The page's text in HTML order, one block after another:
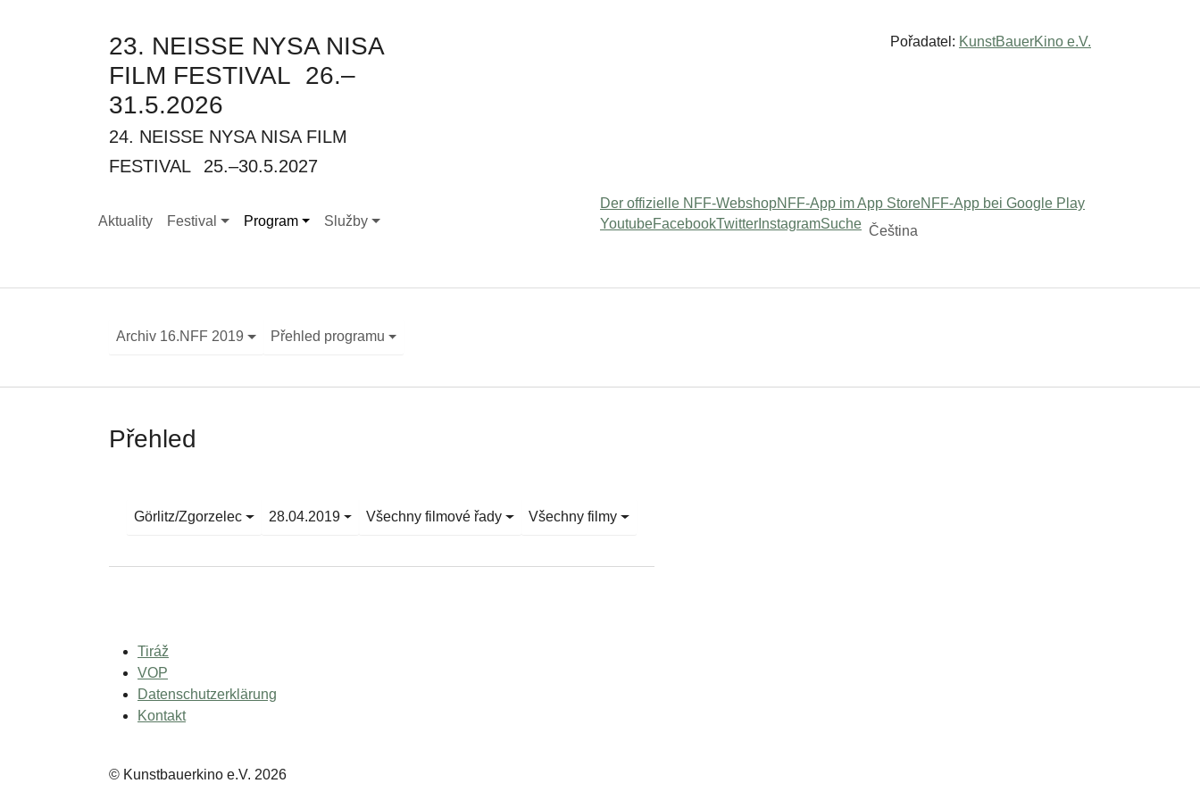
23. NEISSE NYSA NISA
FILM FESTIVAL 26.–
31.5.2026
24. NEISSE NYSA NISA FILM
FESTIVAL
25.–30.5.2027
Pořadatel: KunstBauerKino e.V.
Aktuality Festival
Submenu for "Festival"
Program
Submenu for "Program"
Služby
Submenu for "Služby"
Der offizielle NFF-WebshopNFF-App im App StoreNFF-App bei Google Play
YoutubeFacebookTwitter InstagramSuche Čeština
Archiv 16.NFF 2019 Přehled programu
Přehled
Görlitz/Zgorzelec 28.04.2019 Všechny filmové řady Všechny filmy
Tiráž
VOP
Datenschutzerklärung
Kontakt
© Kunstbauerkino e.V. 2026